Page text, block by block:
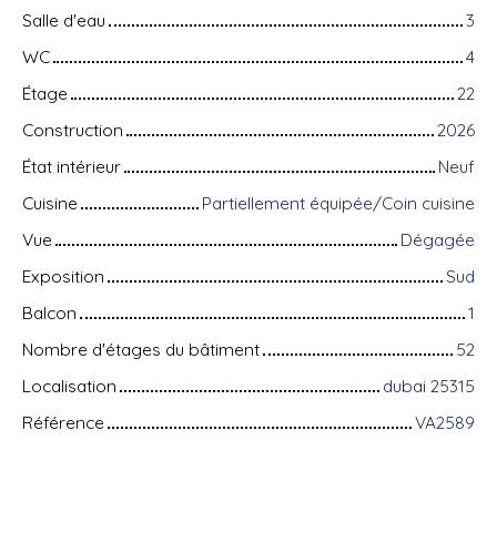
Salle d'eau
3
WC
4
Étage
22
Construction
2026
État intérieur
Neuf
Cuisine
Partiellement équipée/Coin cuisine
Vue
Dégagée
Exposition
Sud
Balcon
1
Nombre d'étages du bâtiment
52
Localisation
dubai 25315
Référence
VA2589